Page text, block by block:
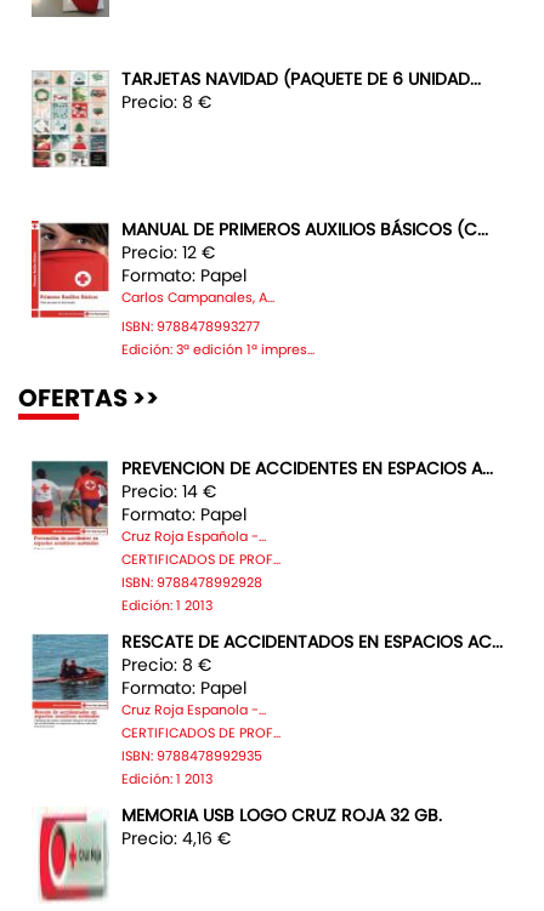
TARJETAS NAVIDAD (PAQUETE DE 6 UNIDAD...
Precio: 8 €
MANUAL DE PRIMEROS AUXILIOS BÁSICOS (C...
Precio: 12 €
Formato: Papel
Carlos Campanales, A...
ISBN: 9788478993277
Edición: 3ª edición 1ª impres...
OFERTAS >>
PREVENCION DE ACCIDENTES EN ESPACIOS A...
Precio: 14 €
Formato: Papel
Cruz Roja Española -...
CERTIFICADOS DE PROF...
ISBN: 9788478992928
Edición: 1 2013
RESCATE DE ACCIDENTADOS EN ESPACIOS AC...
Precio: 8 €
Formato: Papel
Cruz Roja Espanola -...
CERTIFICADOS DE PROF...
ISBN: 9788478992935
Edición: 1 2013
MEMORIA USB LOGO CRUZ ROJA 32 GB.
Precio: 4,16 €